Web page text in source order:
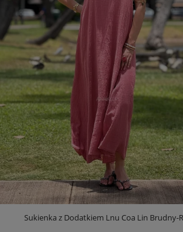
Sukienka z Dodatkiem Lnu Coa Lin Brudny-